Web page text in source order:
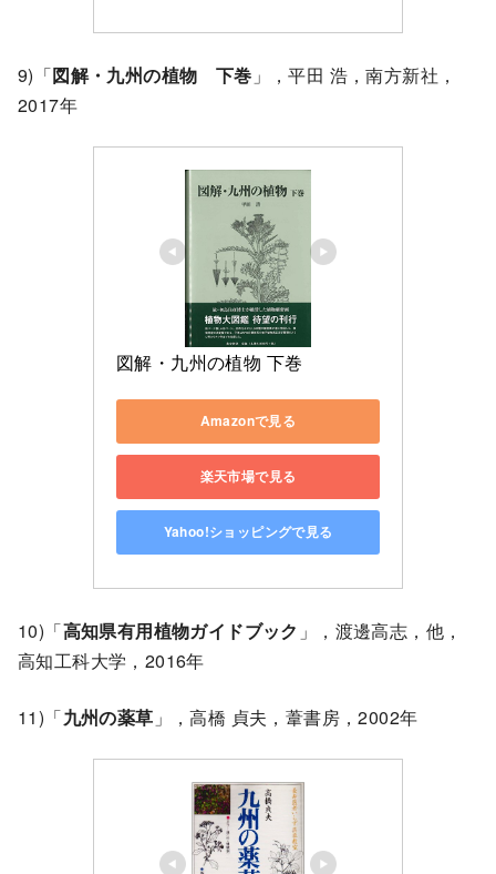
9)「図解・九州の植物 下巻 」，平田 浩，南方新社，
2017年
図解・九州の植物 下巻
Amazonで見る
楽天市場で見る
Yahoo!ショッピングで見る
10)「高知県有用植物ガイドブック 」，渡邊高志，他，
高知工科大学，2016年
11)「九州の薬草 」，高橋 貞夫，葦書房，2002年